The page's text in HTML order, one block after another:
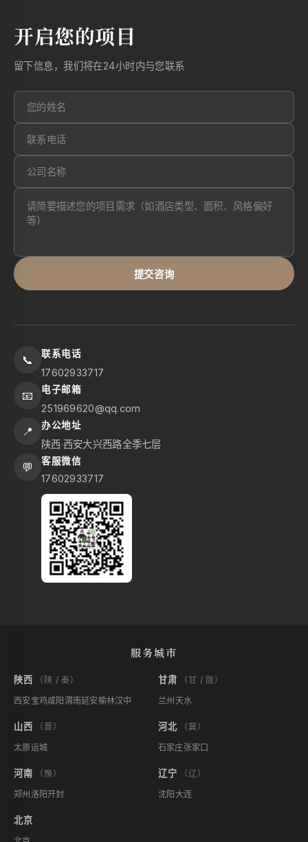
开启您的项目
留下信息，我们将在24小时内与您联系
提交咨询
📞 联系电话
17602933717
📧 电子邮箱
251969620@qq.com
📍 办公地址
陕西·西安大兴西路全季七层
💬 客服微信
17602933717
服务城市
陕西
（陕 / 秦）
西安宝鸡咸阳 渭南延安榆林汉中
甘肃
（甘 / 陇）
兰州 天水
山西
（晋）
太原运城
河北
（冀）
石家庄张家口
河南
（豫）
郑州 洛阳开封
辽宁
（辽）
沈阳 大连
北京